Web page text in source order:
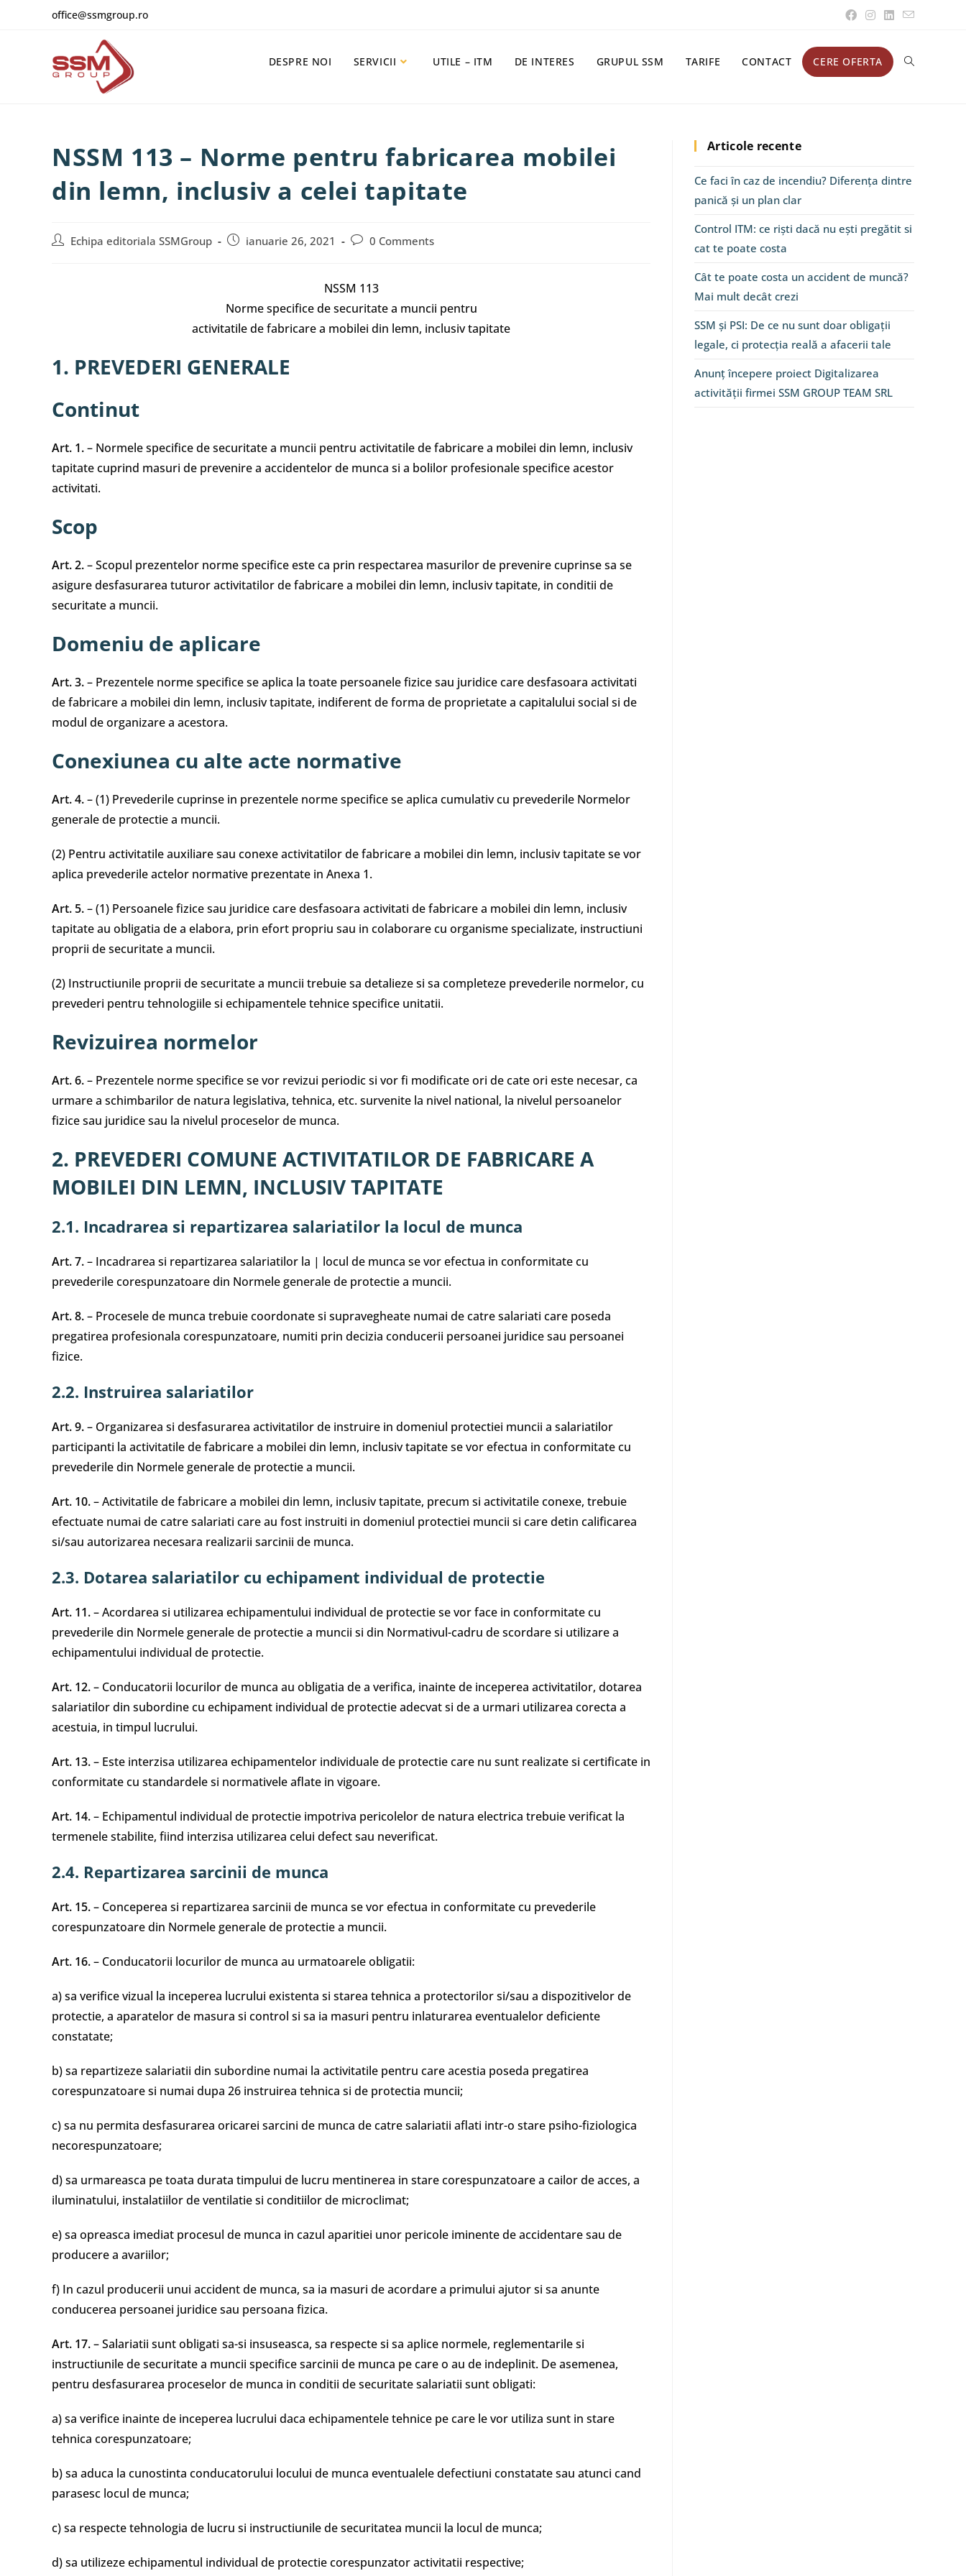
office@ssmgroup.ro
DESPRE NOI SERVICII UTILE – ITM DE INTERES GRUPUL SSM TARIFE CONTACT CERE OFERTA
NSSM 113 – Norme pentru fabricarea mobilei
din lemn, inclusiv a celei tapitate
Echipa editoriala SSMGroup ianuarie 26, 2021 0 Comments
NSSM 113
Norme specifice de securitate a muncii pentru
activitatile de fabricare a mobilei din lemn, inclusiv tapitate
1. PREVEDERI GENERALE
Continut
Art. 1.– Normele specifice de securitate a muncii pentru activitatile de fabricare a mobilei din lemn, inclusiv
tapitate cuprind masuri de prevenire a accidentelor de munca si a bolilor profesionale specifice acestor
activitati.
Scop
Art. 2.– Scopul prezentelor norme specifice este ca prin respectarea masurilor de prevenire cuprinse sa se
asigure desfasurarea tuturor activitatilor de fabricare a mobilei din lemn, inclusiv tapitate, in conditii de
securitate a muncii.
Domeniu de aplicare
Art. 3.– Prezentele norme specifice se aplica la toate persoanele fizice sau juridice care desfasoara activitati
de fabricare a mobilei din lemn, inclusiv tapitate, indiferent de forma de proprietate a capitalului social si de
modul de organizare a acestora.
Conexiunea cu alte acte normative
Art. 4.– (1) Prevederile cuprinse in prezentele norme specifice se aplica cumulativ cu prevederile Normelor
generale de protectie a muncii.
(2) Pentru activitatile auxiliare sau conexe activitatilor de fabricare a mobilei din lemn, inclusiv tapitate se vor
aplica prevederile actelor normative prezentate in Anexa 1.
Art. 5.– (1) Persoanele fizice sau juridice care desfasoara activitati de fabricare a mobilei din lemn, inclusiv
tapitate au obligatia de a elabora, prin efort propriu sau in colaborare cu organisme specializate, instructiuni
proprii de securitate a muncii.
(2) Instructiunile proprii de securitate a muncii trebuie sa detalieze si sa completeze prevederile normelor, cu
prevederi pentru tehnologiile si echipamentele tehnice specifice unitatii.
Revizuirea normelor
Art. 6.– Prezentele norme specifice se vor revizui periodic si vor fi modificate ori de cate ori este necesar, ca
urmare a schimbarilor de natura legislativa, tehnica, etc. survenite la nivel national, la nivelul persoanelor
fizice sau juridice sau la nivelul proceselor de munca.
2. PREVEDERI COMUNE ACTIVITATILOR DE FABRICARE A
MOBILEI DIN LEMN, INCLUSIV TAPITATE
2.1. Incadrarea si repartizarea salariatilor la locul de munca
Art. 7.– Incadrarea si repartizarea salariatilor la | locul de munca se vor efectua in conformitate cu
prevederile corespunzatoare din Normele generale de protectie a muncii.
Art. 8.– Procesele de munca trebuie coordonate si supravegheate numai de catre salariati care poseda
pregatirea profesionala corespunzatoare, numiti prin decizia conducerii persoanei juridice sau persoanei
fizice.
2.2. Instruirea salariatilor
Art. 9.– Organizarea si desfasurarea activitatilor de instruire in domeniul protectiei muncii a salariatilor
participanti la activitatile de fabricare a mobilei din lemn, inclusiv tapitate se vor efectua in conformitate cu
prevederile din Normele generale de protectie a muncii.
Art. 10.– Activitatile de fabricare a mobilei din lemn, inclusiv tapitate, precum si activitatile conexe, trebuie
efectuate numai de catre salariati care au fost instruiti in domeniul protectiei muncii si care detin calificarea
si/sau autorizarea necesara realizarii sarcinii de munca.
2.3. Dotarea salariatilor cu echipament individual de protectie
Art. 11.– Acordarea si utilizarea echipamentului individual de protectie se vor face in conformitate cu
prevederile din Normele generale de protectie a muncii si din Normativul-cadru de scordare si utilizare a
echipamentului individual de protectie.
Art. 12.– Conducatorii locurilor de munca au obligatia de a verifica, inainte de inceperea activitatilor, dotarea
salariatilor din subordine cu echipament individual de protectie adecvat si de a urmari utilizarea corecta a
acestuia, in timpul lucrului.
Art. 13.– Este interzisa utilizarea echipamentelor individuale de protectie care nu sunt realizate si certificate in
conformitate cu standardele si normativele aflate in vigoare.
Art. 14.– Echipamentul individual de protectie impotriva pericolelor de natura electrica trebuie verificat la
termenele stabilite, fiind interzisa utilizarea celui defect sau neverificat.
2.4. Repartizarea sarcinii de munca
Art. 15.– Conceperea si repartizarea sarcinii de munca se vor efectua in conformitate cu prevederile
corespunzatoare din Normele generale de protectie a muncii.
Art. 16.– Conducatorii locurilor de munca au urmatoarele obligatii:
a) sa verifice vizual la inceperea lucrului existenta si starea tehnica a protectorilor si/sau a dispozitivelor de
protectie, a aparatelor de masura si control si sa ia masuri pentru inlaturarea eventualelor deficiente
constatate;
b) sa repartizeze salariatii din subordine numai la activitatile pentru care acestia poseda pregatirea
corespunzatoare si numai dupa 26 instruirea tehnica si de protectia muncii;
c) sa nu permita desfasurarea oricarei sarcini de munca de catre salariatii aflati intr-o stare psiho-fiziologica
necorespunzatoare;
d) sa urmareasca pe toata durata timpului de lucru mentinerea in stare corespunzatoare a cailor de acces, a
iluminatului, instalatiilor de ventilatie si conditiilor de microclimat;
e) sa opreasca imediat procesul de munca in cazul aparitiei unor pericole iminente de accidentare sau de
producere a avariilor;
f) In cazul producerii unui accident de munca, sa ia masuri de acordare a primului ajutor si sa anunte
conducerea persoanei juridice sau persoana fizica.
Art. 17.– Salariatii sunt obligati sa-si insuseasca, sa respecte si sa aplice normele, reglementarile si
instructiunile de securitate a muncii specifice sarcinii de munca pe care o au de indeplinit. De asemenea,
pentru desfasurarea proceselor de munca in conditii de securitate salariatii sunt obligati:
a) sa verifice inainte de inceperea lucrului daca echipamentele tehnice pe care le vor utiliza sunt in stare
tehnica corespunzatoare;
b) sa aduca la cunostinta conducatorului locului de munca eventualele defectiuni constatate sau atunci cand
parasesc locul de munca;
c) sa respecte tehnologia de lucru si instructiunile de securitatea muncii la locul de munca;
d) sa utilizeze echipamentul individual de protectie corespunzator activitatii respective;
Articole recente
Ce faci în caz de incendiu? Diferența dintre
panică și un plan clar
Control ITM: ce riști dacă nu ești pregătit si
cat te poate costa
Cât te poate costa un accident de muncă?
Mai mult decât crezi
SSM și PSI: De ce nu sunt doar obligații
legale, ci protecția reală a afacerii tale
Anunț începere proiect Digitalizarea
activității firmei SSM GROUP TEAM SRL